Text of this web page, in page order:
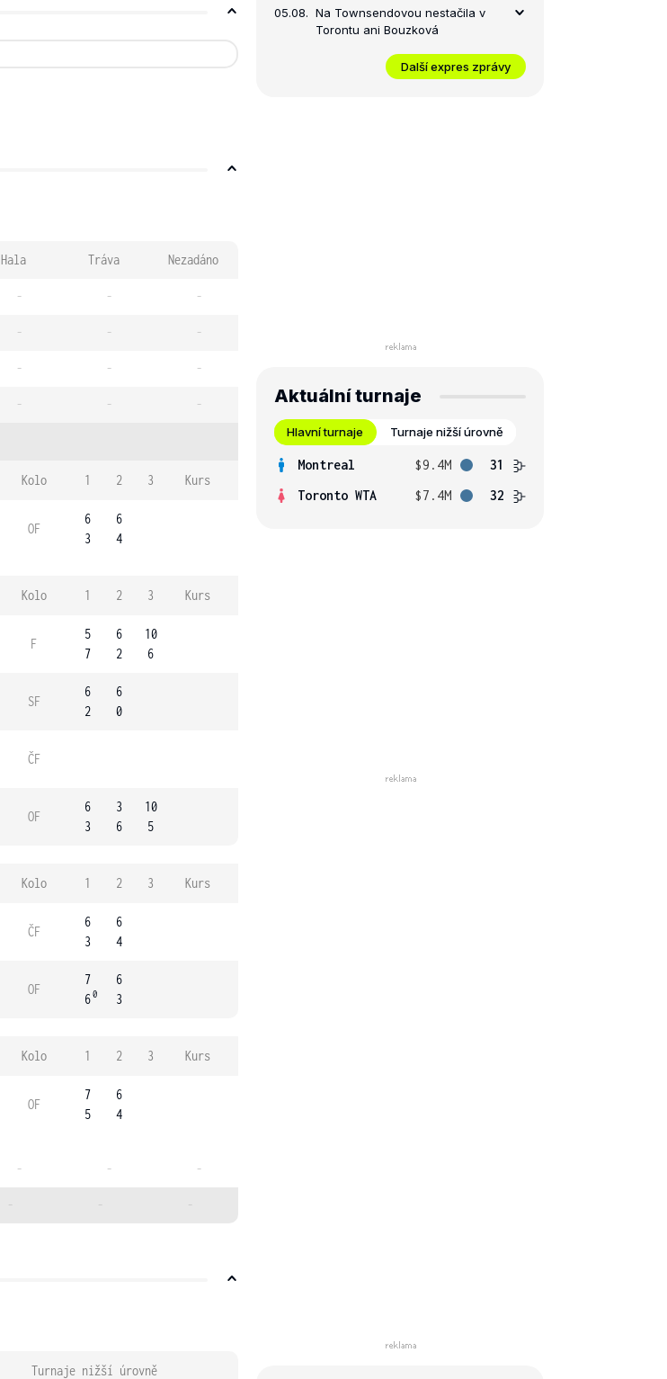
Hala Tráva Nezadáno
- - -
- - -
- - -
- - -
Kolo 1 2 3 Kurs
OF
6
3
6
4
Kolo 1 2 3 Kurs
F
5
7
6
2
10
6
SF
6
2
6
0
ČF
OF
6
3
3
6
10
5
Kolo 1 2 3 Kurs
ČF
6
3
6
4
OF
7
60
6
3
Kolo 1 2 3 Kurs
OF
7
5
6
4
- - -
- - -
Turnaje nižší úrovně
05.08. Na Townsendovou nestačila v
Torontu ani Bouzková
Další expres zprávy
Aktuální turnaje
Hlavní turnaje Turnaje nižší úrovně
Montreal $9.4M
31
Toronto WTA
$7.4M 32